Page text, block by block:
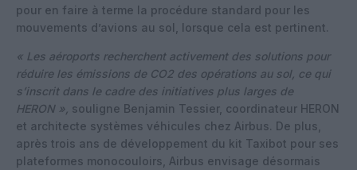
pour en faire à terme la procédure standard pour les
mouvements d’avions au sol, lorsque cela est pertinent.
« Les aéroports recherchent activement des solutions pour
réduire les émissions de CO2 des opérations au sol, ce qui
s’inscrit dans le cadre des initiatives plus larges de
HERON », souligne Benjamin Tessier, coordinateur HERON
et architecte systèmes véhicules chez Airbus. De plus,
après trois ans de développement du kit Taxibot pour ses
plateformes monocouloirs, Airbus envisage désormais